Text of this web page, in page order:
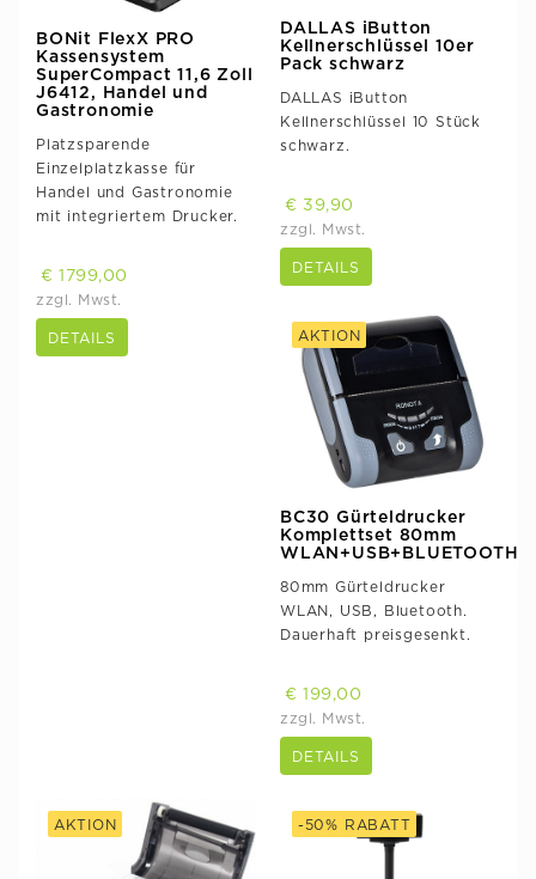
BONit FlexX PRO
Kassensystem
SuperCompact 11,6 Zoll
J6412, Handel und
Gastronomie
Platzsparende
Einzelplatzkasse für
Handel und Gastronomie
mit integriertem Drucker.
€ 1799,00
zzgl. Mwst.
DETAILS
DALLAS iButton
Kellnerschlüssel 10er
Pack schwarz
DALLAS iButton
Kellnerschlüssel 10 Stück
schwarz.
€ 39,90
zzgl. Mwst.
DETAILS
AKTION
BC30 Gürteldrucker
Komplettset 80mm
WLAN+USB+BLUETOOTH
80mm Gürteldrucker
WLAN, USB, Bluetooth.
Dauerhaft preisgesenkt.
€ 199,00
zzgl. Mwst.
DETAILS
AKTION -50% RABATT